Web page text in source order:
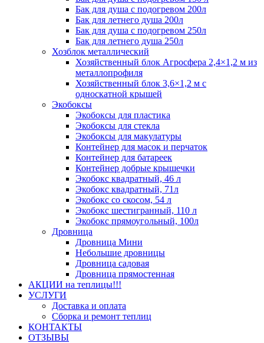
Бак для душа с подогревом 200л
Бак для летнего душа 200л
Бак для душа с подогревом 250л
Бак для летнего душа 250л
Хозблок металлический
Хозяйственный блок Агросфера 2,4×1,2 м из
металлопрофиля
Хозяйственный блок 3,6×1,2 м с
односкатной крышей
Экобоксы
Экобоксы для пластика
Экобоксы для стекла
Экобоксы для макулатуры
Контейнер для масок и перчаток
Контейнер для батареек
Контейнер добрые крышечки
Экобокс квадратный, 46 л
Экобокс квадратный, 71л
Экобокс со скосом, 54 л
Экобокс шестигранный, 110 л
Экобокс прямоугольный, 100л
Дровница
Дровница Мини
Небольшие дровницы
Дровница садовая
Дровница прямостенная
АКЦИИ на теплицы!!!
УСЛУГИ
Доставка и оплата
Сборка и ремонт теплиц
КОНТАКТЫ
ОТЗЫВЫ